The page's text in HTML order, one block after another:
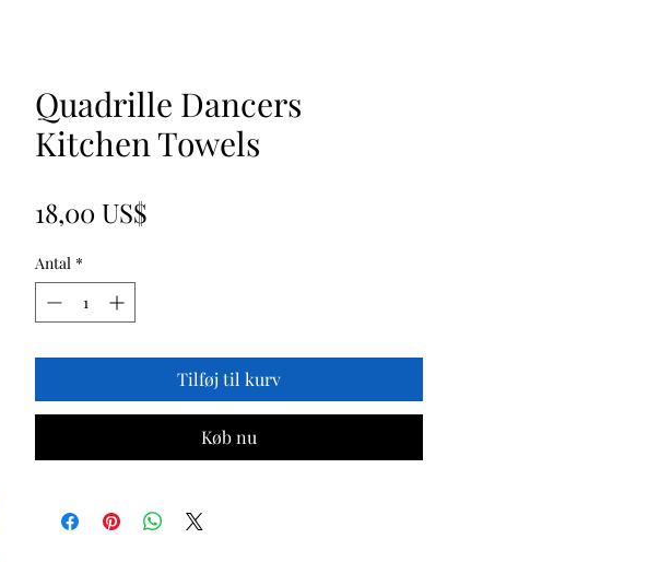
Quadrille Dancers
Kitchen Towels
18,00 US$
Antal *
Tilføj til kurv
Køb nu